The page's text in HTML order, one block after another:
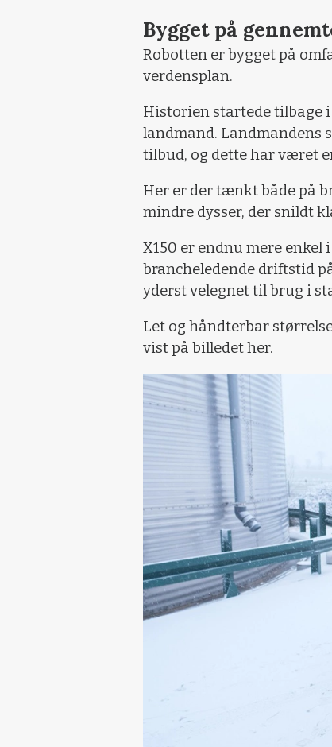
Bygget på
Robotten er bygget på
verdensplan.
Historien startede tilbage
landmand. Landmandens
tilbud, og dette har været
Her er der tænkt både på
mindre dysser, der snildt
X150 er endnu mere
brancheledende driftstid
yderst velegnet til brug i
Let og håndterbar
vist på billedet her.